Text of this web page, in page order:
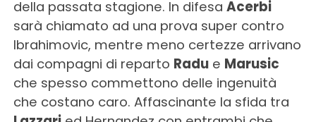
della passata stagione. In difesa Acerbi
sarà chiamato ad una prova super contro
Ibrahimovic, mentre meno certezze arrivano
dai compagni di reparto Radue Marusic
che spesso commettono delle ingenuità
che costano caro. Affascinante la sfida tra